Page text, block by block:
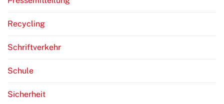
Recycling
Schriftverkehr
Schule
Sicherheit